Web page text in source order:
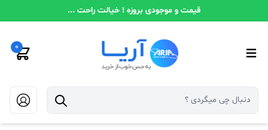
قیمت و موجودی بروزه ! خیالت راحت ...
0